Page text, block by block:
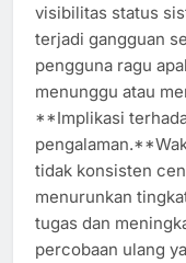
visibilitas status
terjadi gangguan
pengguna ragu
menunggu atau
**Implikasi
tidak konsisten
menurunkan
tugas dan
percobaan ulang